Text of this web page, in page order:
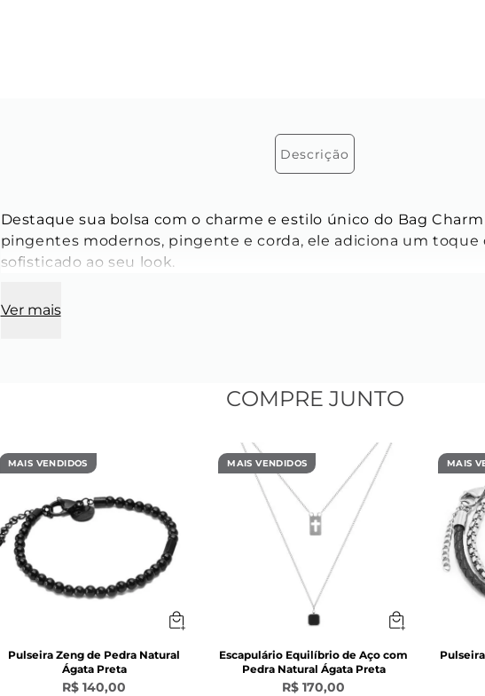
Descrição
Destaque sua bolsa com o charme e estilo único do Bag
pingentes modernos, pingente e corda, ele adiciona um toque
sofisticado ao seu look.
Ver mais
COMPRE JUNTO
MAIS VENDIDOS
Pulseira Zeng de Pedra Natural
Ágata Preta
R$ 140,00
MAIS VENDIDOS
Escapulário Equilíbrio de Aço com
Pedra Natural Ágata Preta
R$ 170,00
MAIS